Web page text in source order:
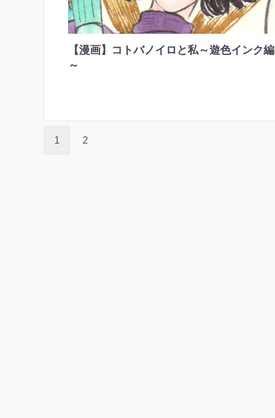
【漫画】コトバノイロと私～遊色インク編
～
1 2